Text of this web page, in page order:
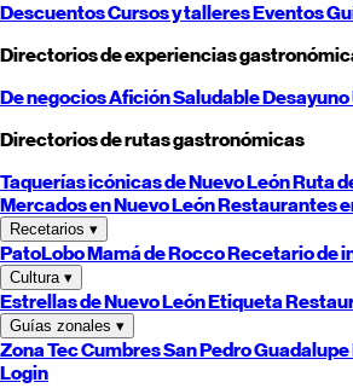
DescuentosCursos y talleresEventos
Directorios de experiencias
De negociosAficiónSaludableDesayuno
Directorios de rutas gastronómicas
Taquerías icónicas deNuevo LeónRuta
Mercados enNuevo LeónRestaurantes
Recetarios ▾
PatoLoboMamá de RoccoRecetario de
Cultura ▾
Estrellas deNuevo LeónEtiqueta
Guías zonales ▾
Zona TecCumbresSan PedroGuadalupe
Login